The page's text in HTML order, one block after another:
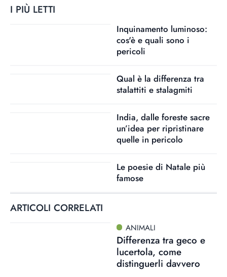
I PIÙ LETTI
Inquinamento luminoso:
cos'è e quali sono i
pericoli
Qual è la differenza tra
stalattiti e stalagmiti
India, dalle foreste sacre
un’idea per ripristinare
quelle in pericolo
Le poesie di Natale più
famose
ARTICOLI CORRELATI
ANIMALI
Differenza tra geco e
lucertola, come
distinguerli davvero